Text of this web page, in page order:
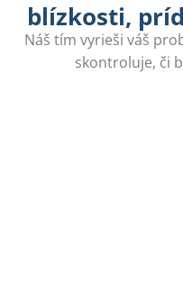
blízkosti,
Náš tím vyrieši váš
skontroluje, či